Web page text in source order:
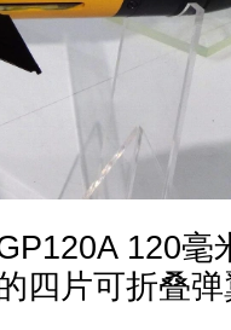
120毫
四片可折叠